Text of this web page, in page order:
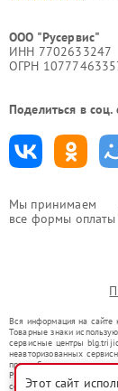
Мы принимаем
все формы оплаты
ООО "Русервис"
ИНН 7702633247
ОГРН
Поделиться в соц.
Вся информация на сайте
Товарные знаки
сервисные центры
неавторизованных
правообладателями
Ремонт осуществляется
со статьей 1487 ГК РФ.
Этот сайт